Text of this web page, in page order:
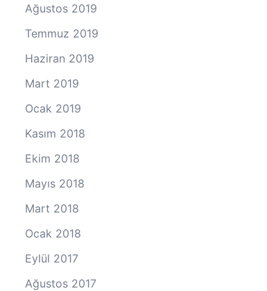
Ağustos 2019
Temmuz 2019
Haziran 2019
Mart 2019
Ocak 2019
Kasım 2018
Ekim 2018
Mayıs 2018
Mart 2018
Ocak 2018
Eylül 2017
Ağustos 2017